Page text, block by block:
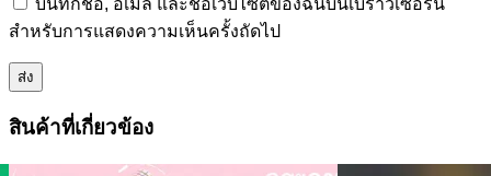
สำหรับการแสดงความเห็นครั้งถัดไป
สินค้าที่เกี่ยวข้อง